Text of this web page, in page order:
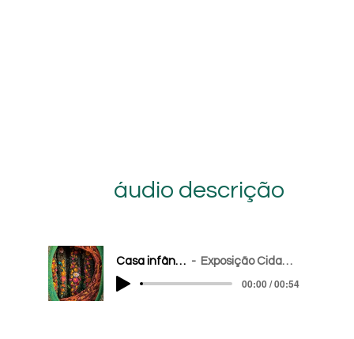
áudio descrição
Casa infância Exposição Cidadela
00:00 / 00:54